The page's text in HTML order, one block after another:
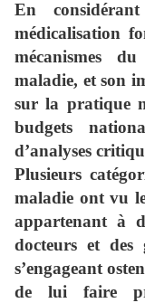
En
médicalisation
mécanismes
maladie, et son
sur la pratique
budgets
d’analyses
Plusieurs
maladie ont vu
appartenant à
docteurs et des
s’engageant
de lui faire